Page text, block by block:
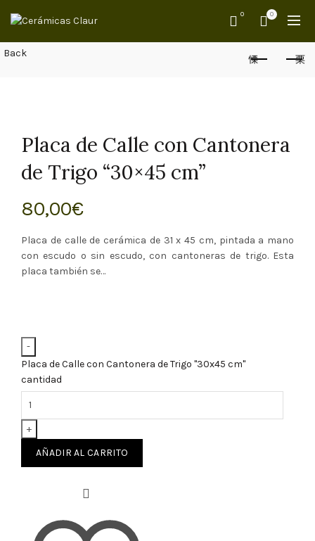
0 0
Back
Placa de Calle con Cantonera
de Trigo “30×45 cm”
80,00€
Placa de calle de cerámica de 31 x 45 cm, pintada a mano
con escudo o sin escudo, con cantoneras de trigo. Esta
placa también se…
Placa de Calle con Cantonera de Trigo "30x45 cm"
cantidad
AÑADIR AL CARRITO